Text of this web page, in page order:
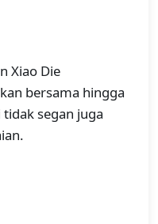
Xiao Die
bersama hingga
segan juga